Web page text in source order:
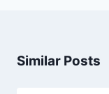
Similar Posts